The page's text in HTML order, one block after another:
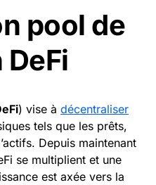
pool de
) vise à décentraliser
tels que les prêts,
Depuis maintenant
se multiplient et une
est axée vers la